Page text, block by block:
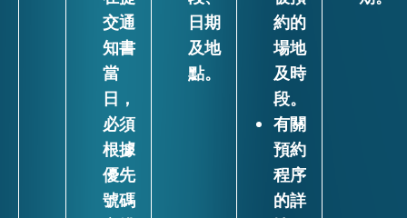
交通
知書
當
日，
必須
根據
優先
號碼
日期
及地
點。
約的
場地
及時
段。
有關
預約
程序
的詳